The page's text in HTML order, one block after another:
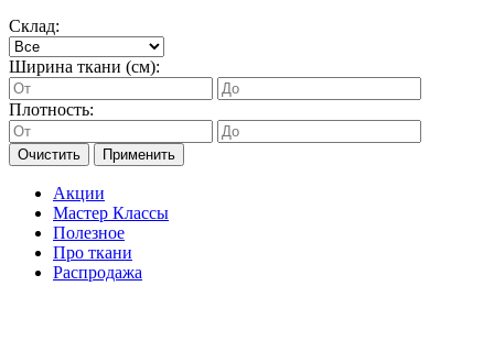
Склад:
Ширина ткани (см):
Плотность:
Очистить Применить
Акции
Мастер Классы
Полезное
Про ткани
Распродажа